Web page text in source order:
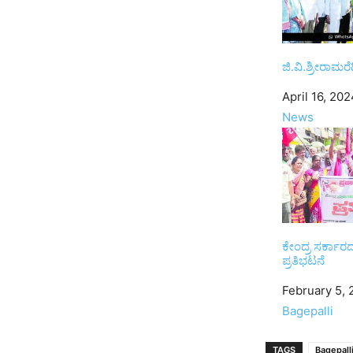
Date
April 16,
In relation to
News
ಕೇಂದ್ರ
ಪ್ರತಿಭಟನೆ
Date
February 5,
In relation to
Bagepalli
TAGS Bagepalli